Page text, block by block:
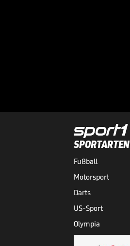
SPORTARTEN
Fußball
Motorsport
Darts
US-Sport
Olympia